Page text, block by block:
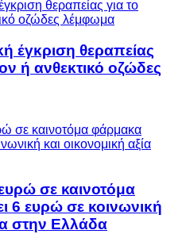
έγκριση θεραπείας
ή ανθεκτικό οζώδες
σε καινοτόμα
6 ευρώ σε κοινωνική
στην Ελλάδα